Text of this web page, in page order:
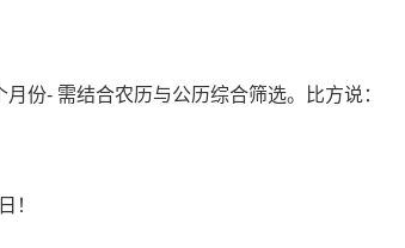
份- 需结合农历与公历综合筛选。比方说：
！